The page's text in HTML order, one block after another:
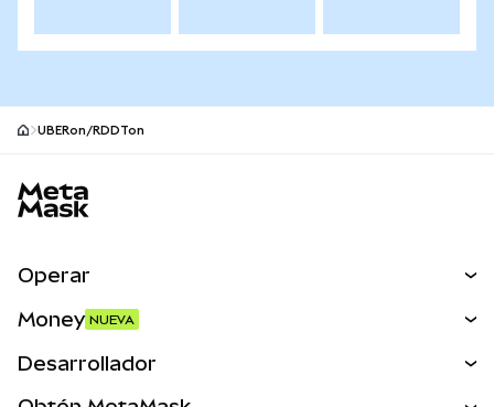
UBERon/RDDTon
Operar
Money NUEVA
Desarrollador